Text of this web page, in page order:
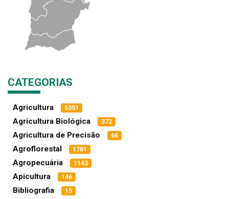
CATEGORIAS
Agricultura 5351
Agricultura Biológica 372
Agricultura de Precisão 66
Agroflorestal 1781
Agropecuária 1143
Apicultura 146
Bibliografia 15